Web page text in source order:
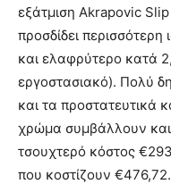
εξάτμιση Akrapovic
προσδίδει
και ελαφρύτερο κατά
εργοστασιακό). Πολύ
και τα προστατευτικά
χρώμα συμβάλλουν και
τσουχτερό κόστος
που κοστίζουν